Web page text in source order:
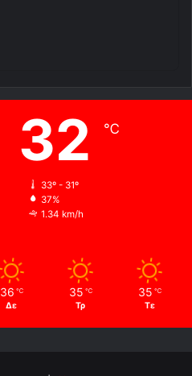
32 ℃
33º - 31º
37%
1.34 km/h
36 ℃
Δε
35 ℃
Τρ
35 ℃
Τε